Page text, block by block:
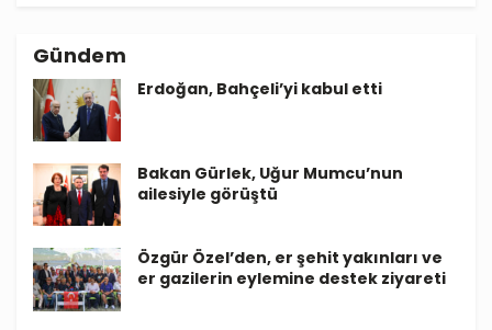
Gündem
Erdoğan, Bahçeli’yi kabul etti
Bakan Gürlek, Uğur Mumcu’nun
ailesiyle görüştü
Özgür Özel’den, er şehit yakınları ve
er gazilerin eylemine destek ziyareti